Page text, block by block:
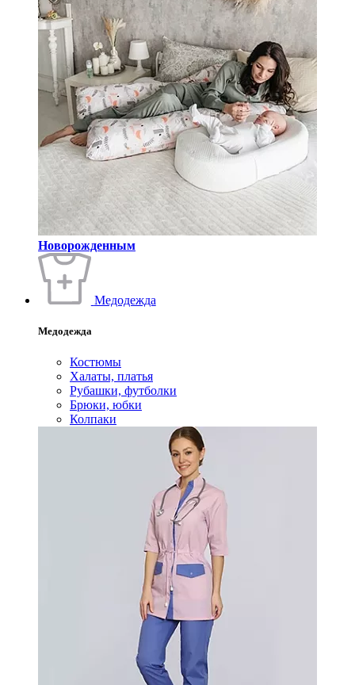
Новорожденным
Медодежда
Медодежда
Костюмы
Халаты, платья
Рубашки, футболки
Брюки, юбки
Колпаки